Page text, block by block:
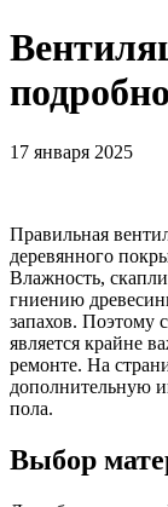
17 января 2025
Правильная
деревянного
Влажность,
гниению
запахов. Поэтому
является крайне
ремонте. На
дополнительную
пола.
Выбор